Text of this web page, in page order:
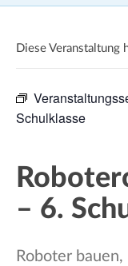
Diese Veranstaltung
Schulklasse
– 6.
Roboter